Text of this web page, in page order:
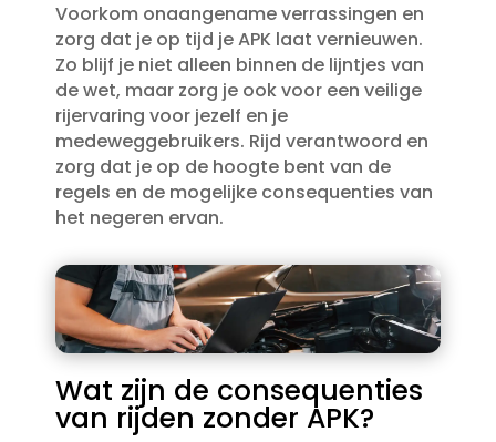
Voorkom onaangename verrassingen en
zorg dat je op tijd je APK laat vernieuwen.​
Zo blijf je niet alleen binnen de lijntjes van
de wet, maar zorg je ook voor een veilige
rijervaring voor jezelf en je
medeweggebruikers.​ Rijd verantwoord en
zorg dat je op de hoogte bent van de
regels en de mogelijke consequenties van
het negeren ervan.​
Wat zijn de consequenties
van rijden zonder APK?